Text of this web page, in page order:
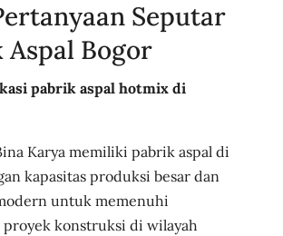
Seputar
Aspal Bogor
pabrik aspal hotmix di
Karya memiliki pabrik aspal di
kapasitas produksi besar dan
untuk memenuhi
konstruksi di wilayah